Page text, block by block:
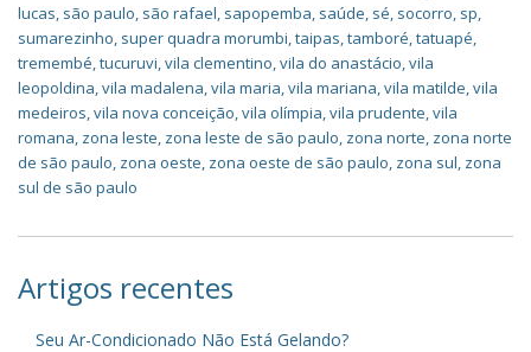
lucas, são paulo, são rafael, sapopemba, saúde, sé, socorro, sp,
sumarezinho, super quadra morumbi,taipas,tamboré,tatuapé,
tremembé,tucuruvi,vila clementino,vila do anastácio,vila
leopoldina,vila madalena,vila maria,vila mariana,vila matilde,vila
medeiros,vila nova conceição,vila olímpia,vila prudente,vila
romana, zona leste, zona leste de são paulo, zona norte, zona norte
de são paulo, zona oeste, zona oeste de são paulo, zona sul, zona
sul de são paulo
Artigos recentes
Seu Ar-Condicionado Não Está Gelando?